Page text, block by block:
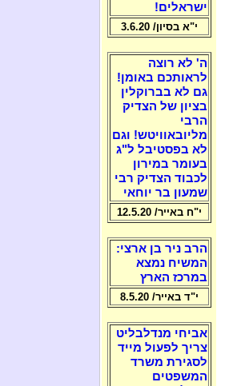
ישראלים!
י"א בסיון/ 3.6.20
ה' לא רוצה
לראותכם באומן!
גם לא בברוקלין
בציון של הצדיק
הרבי
מליובאוויטש! וגם
לא בפסטיבל ל"ג
בעומר במירון
לכבוד הצדיק רבי
שמעון בר יוחאי
י"ח באייר/ 12.5.20
הרב ניר בן ארצי:
המשיח נמצא
במרכז הארץ
י"ד באייר/ 8.5.20
אביחי מנדלבליט
צריך לפעול מייד
לסגירת משרד
המשפטים